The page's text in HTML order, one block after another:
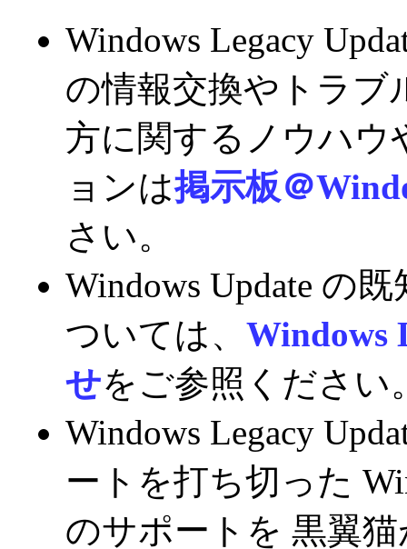
Windows Legacy
の情報交換やトラブ
方に関するノウハウ
ョンは掲示板＠
さい。
Windows Update の
ついては、 Windows
せをご参照ください
Windows Legacy
ートを打ち切った
のサポートを 黒翼